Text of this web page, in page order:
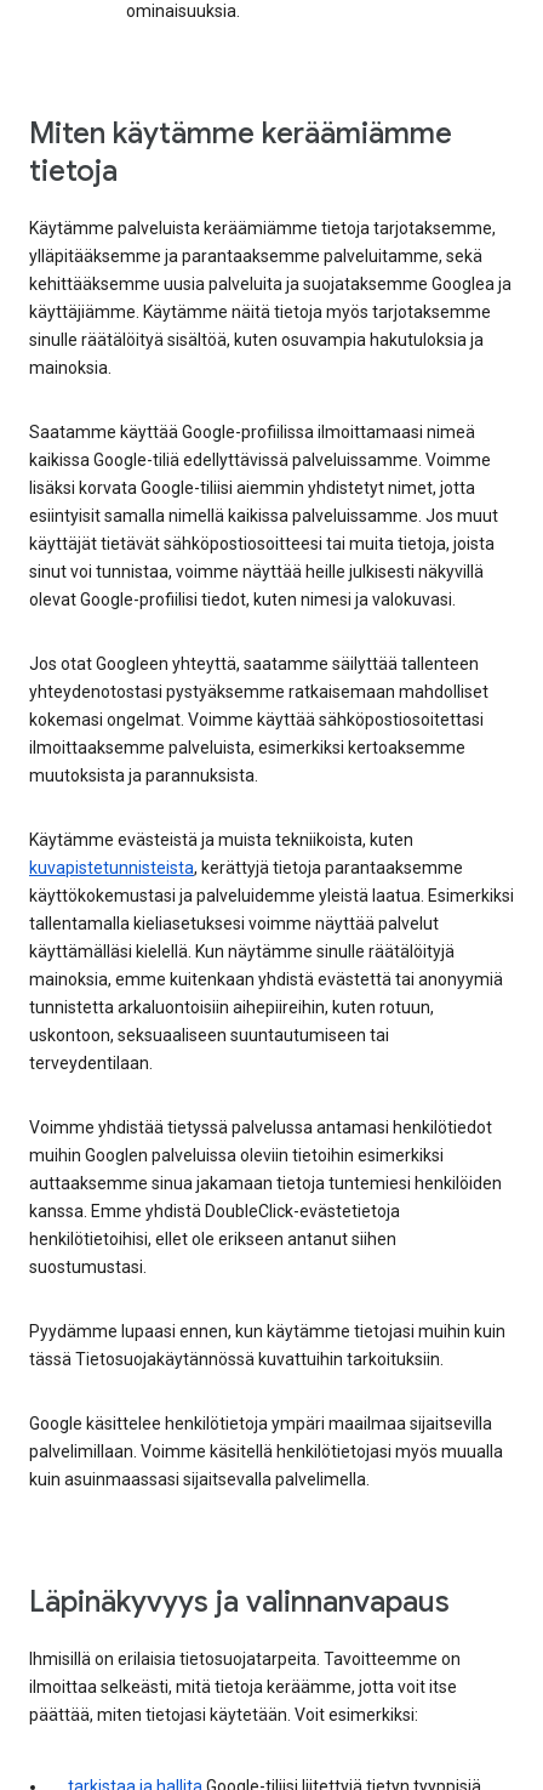
ominaisuuksia.
Miten käytämme keräämiämme
tietoja
Käytämme palveluista keräämiämme tietoja tarjotaksemme,
ylläpitääksemme ja parantaaksemme palveluitamme, sekä
kehittääksemme uusia palveluita ja suojataksemme Googlea ja
käyttäjiämme. Käytämme näitä tietoja myös tarjotaksemme
sinulle räätälöityä sisältöä, kuten osuvampia hakutuloksia ja
mainoksia.
Saatamme käyttää Google-profiilissa ilmoittamaasi nimeä
kaikissa Google-tiliä edellyttävissä palveluissamme. Voimme
lisäksi korvata Google-tiliisi aiemmin yhdistetyt nimet, jotta
esiintyisit samalla nimellä kaikissa palveluissamme. Jos muut
käyttäjät tietävät sähköpostiosoitteesi tai muita tietoja, joista
sinut voi tunnistaa, voimme näyttää heille julkisesti näkyvillä
olevat Google-profiilisi tiedot, kuten nimesi ja valokuvasi.
Jos otat Googleen yhteyttä, saatamme säilyttää tallenteen
yhteydenotostasi pystyäksemme ratkaisemaan mahdolliset
kokemasi ongelmat. Voimme käyttää sähköpostiosoitettasi
ilmoittaaksemme palveluista, esimerkiksi kertoaksemme
muutoksista ja parannuksista.
Käytämme evästeistä ja muista tekniikoista, kuten
kuvapistetunnisteista, kerättyjä tietoja parantaaksemme
käyttökokemustasi ja palveluidemme yleistä laatua. Esimerkiksi
tallentamalla kieliasetuksesi voimme näyttää palvelut
käyttämälläsi kielellä. Kun näytämme sinulle räätälöityjä
mainoksia, emme kuitenkaan yhdistä evästettä tai anonyymiä
tunnistetta arkaluontoisiin aihepiireihin, kuten rotuun,
uskontoon, seksuaaliseen suuntautumiseen tai
terveydentilaan.
Voimme yhdistää tietyssä palvelussa antamasi henkilötiedot
muihin Googlen palveluissa oleviin tietoihin esimerkiksi
auttaaksemme sinua jakamaan tietoja tuntemiesi henkilöiden
kanssa. Emme yhdistä DoubleClick-evästetietoja
henkilötietoihisi, ellet ole erikseen antanut siihen
suostumustasi.
Pyydämme lupaasi ennen, kun käytämme tietojasi muihin kuin
tässä Tietosuojakäytännössä kuvattuihin tarkoituksiin.
Google käsittelee henkilötietoja ympäri maailmaa sijaitsevilla
palvelimillaan. Voimme käsitellä henkilötietojasi myös muualla
kuin asuinmaassasi sijaitsevalla palvelimella.
Läpinäkyvyys ja valinnanvapaus
Ihmisillä on erilaisia tietosuojatarpeita. Tavoitteemme on
ilmoittaa selkeästi, mitä tietoja keräämme, jotta voit itse
päättää, miten tietojasi käytetään. Voit esimerkiksi: